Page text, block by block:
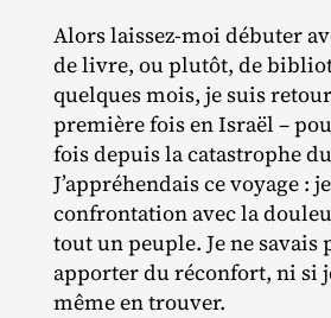
Alors laissez‐​moi débuter
de livre, ou plutôt, de
quelques mois, je suis
première fois en Israël –
fois depuis la catastrophe
J’appréhendais ce voyage :
confrontation avec la
tout un peuple. Je ne savais
apporter du réconfort, ni si
même en trouver.